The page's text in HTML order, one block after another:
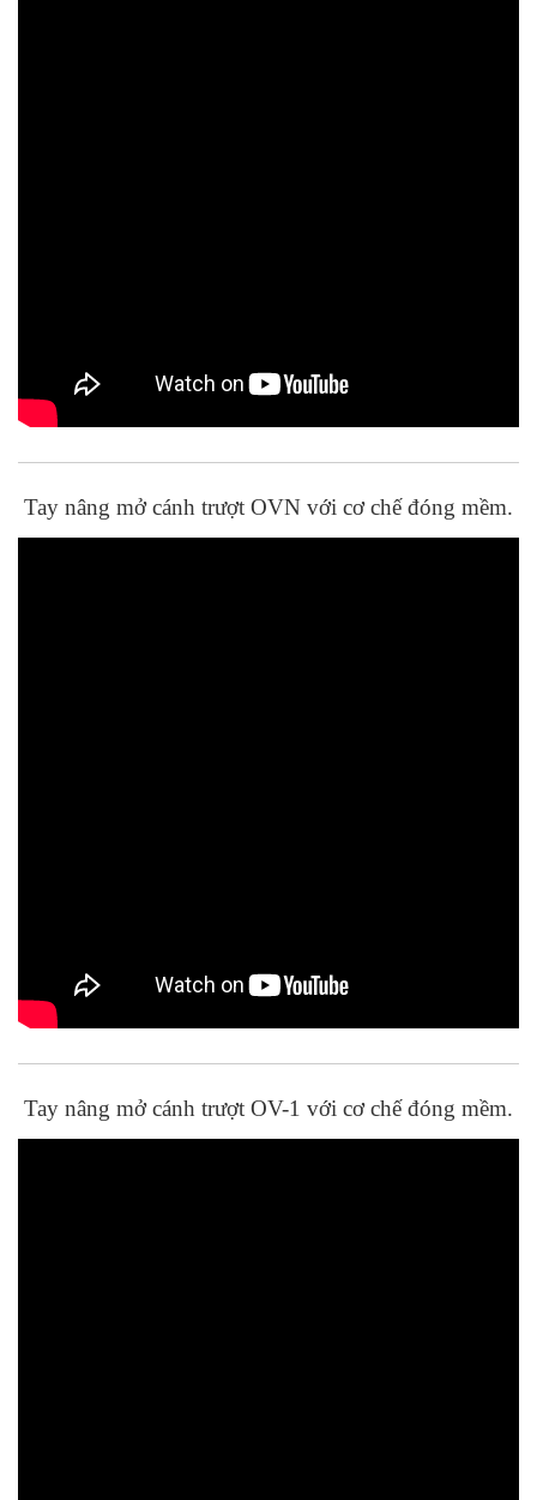
Tay nâng mở cánh trượt OVN với cơ chế đóng mềm.
Tay nâng mở cánh trượt OV-1 với cơ chế đóng mềm.